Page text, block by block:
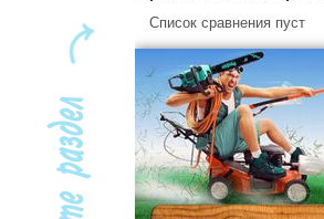
Список сравнения пуст